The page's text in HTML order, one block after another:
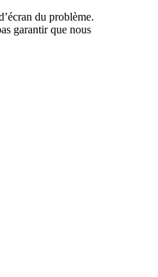
du problème.
garantir que nous